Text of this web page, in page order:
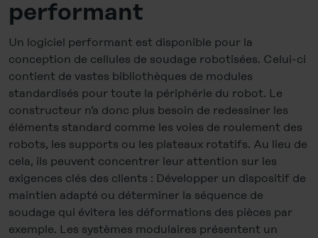
performant
Un logiciel performant est disponible pour la
conception de cellules de soudage robotisées. Celui-ci
contient de vastes bibliothèques de modules
standardisés pour toute la périphérie du robot. Le
constructeur n’a donc plus besoin de redessiner les
éléments standard comme les voies de roulement des
robots, les supports ou les plateaux rotatifs. Au lieu de
cela, ils peuvent concentrer leur attention sur les
exigences clés des clients : Développer un dispositif de
maintien adapté ou déterminer la séquence de
soudage qui évitera les déformations des pièces par
exemple. Les systèmes modulaires présentent un